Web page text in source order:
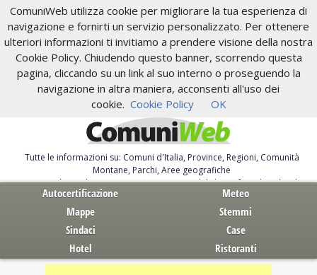
ComuniWeb utilizza cookie per migliorare la tua esperienza di
navigazione e fornirti un servizio personalizzato. Per ottenere
ulteriori informazioni ti invitiamo a prendere visione della nostra
Cookie Policy. Chiudendo questo banner, scorrendo questa
pagina, cliccando su un link al suo interno o proseguendo la
navigazione in altra maniera, acconsenti all'uso dei
cookie. Cookie Policy OK
Tutte le informazioni su: Comuni d'Italia, Province, Regioni, Comunità
Montane, Parchi, Aree geografiche
Servizi al Cittadino. Autocertificazione, moduli, leggi, free download
Autocertificazione
Meteo
Mappe
Stemmi
Sindaci
Case
Hotel
Ristoranti